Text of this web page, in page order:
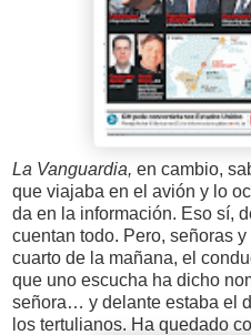
La Vanguardia, en cambio,
que viajaba en el avión y lo
da en la información. Eso sí,
cuentan todo. Pero, señoras
cuarto de la mañana, el
que uno escucha ha dicho
señora… y delante estaba el
los tertulianos. Ha quedado